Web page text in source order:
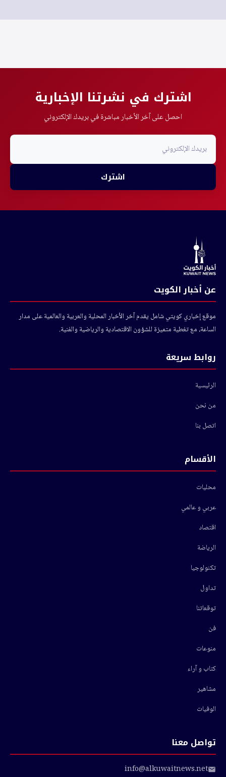
اشترك في نشرتنا الإخبارية
احصل على آخر الأخبار مباشرة في بريدك الإلكتروني
اشترك
عن أخبار الكويت
موقع إخباري كويتي شامل يقدم آخر الأخبار المحلية والعربية والعالمية على مدار
الساعة، مع تغطية متميزة للشؤون الاقتصادية والرياضية والفنية.
روابط سريعة
الرئيسية
من نحن
اتصل بنا
الأقسام
محليات
عربي و عالمي
اقتصاد
الرياضة
تكنولوجيا
تداول
توقعاتنا
فن
منوعات
كتاب و آراء
مشاهير
الوفيات
تواصل معنا
info@alkuwaitnews.net